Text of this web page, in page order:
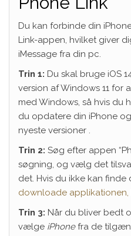
Du kan forbinde din
Link-appen, hvilket giver
iMessage fra din pc.
Trin 1: Du skal bruge iOS
version af Windows 11 for
med Windows, så hvis du
du opdatere din iPhone
nyeste versioner .
Trin 2: Søg efter appen
søgning, og vælg det
det. Hvis du ikke kan finde
downloade applikationen,
Trin 3: Når du bliver bedt
vælge iPhonefra de